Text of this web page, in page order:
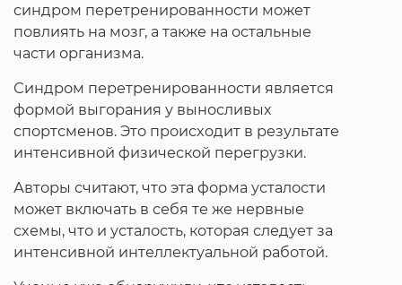
синдром перетренированности может
повлиять на мозг, а также на остальные
части организма.
Синдром перетренированности является
формой выгорания у выносливых
спортсменов. Это происходит в результате
интенсивной физической перегрузки.
Авторы считают, что эта форма усталости
может включать в себя те же нервные
схемы, что и усталость, которая следует за
интенсивной интеллектуальной работой.